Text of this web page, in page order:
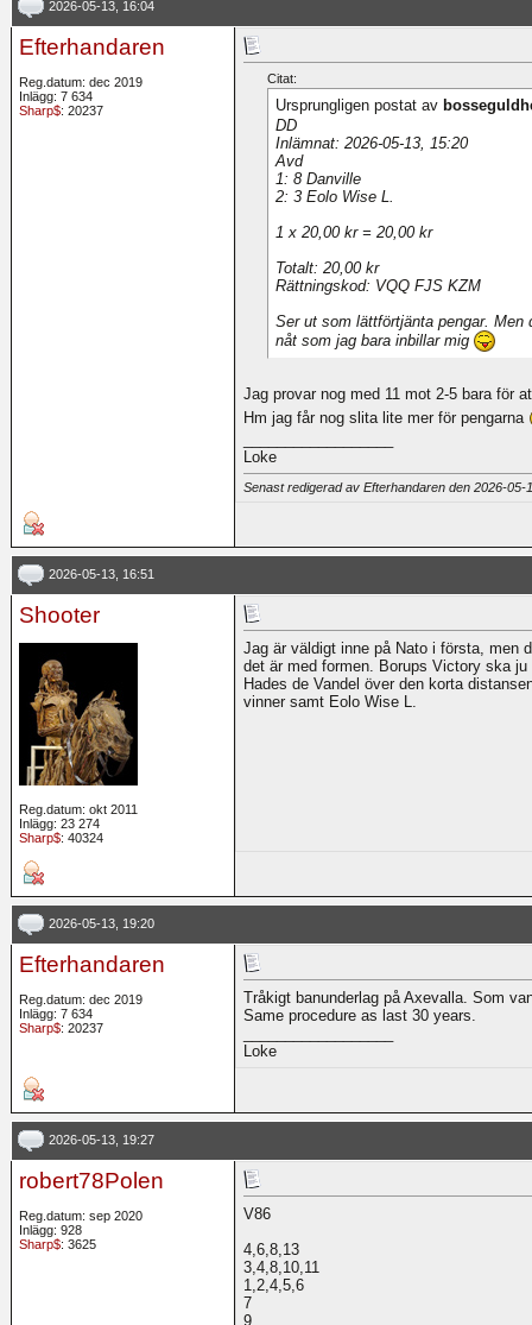
2026-05-13, 16:04
Efterhandaren
Reg.datum: dec 2019
Inlägg: 7 634
Sharp$: 20237
Citat:
Ursprungligen postat av
DD
Inlämnat: 2026-05-13, 15:20
Avd
1: 8 Danville
2: 3 Eolo Wise L.
1 x 20,00 kr = 20,00 kr
Totalt: 20,00 kr
Rättningskod: VQQ FJS KZM
Ser ut som lättförtjänta pengar. Men
nåt som jag bara inbillar mig
Jag provar nog med 11 mot 2-5 bara för
Hm jag får nog slita lite mer för pengarna
Loke
Senast redigerad av Efterhandaren den 2026-
2026-05-13, 16:51
Shooter
Reg.datum: okt 2011
Inlägg: 23 274
Sharp$: 40324
Jag är väldigt inne på Nato i första, men
det är med formen. Borups Victory ska
Hades de Vandel över den korta
vinner samt Eolo Wise L.
2026-05-13, 19:20
Efterhandaren
Reg.datum: dec 2019
Inlägg: 7 634
Sharp$: 20237
Tråkigt banunderlag på Axevalla. Som
Same procedure as last 30 years.
Loke
2026-05-13, 19:27
robert78Polen
Reg.datum: sep 2020
Inlägg: 928
Sharp$: 3625
V86
4,6,8,13
3,4,8,10,11
1,2,4,5,6
7
9